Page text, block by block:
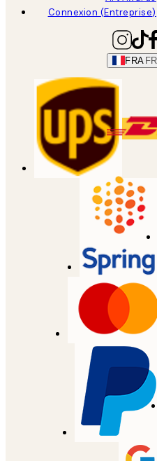
Connexion (Entreprise)
FRA